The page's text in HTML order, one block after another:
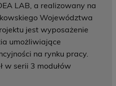
LAB, a realizowany na
Województwa
jest wyposażenie
umożliwiające
na rynku pracy.
w serii 3 modułów